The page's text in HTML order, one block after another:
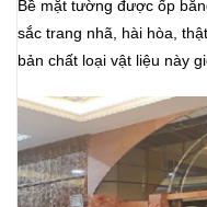
Bề mặt tường được ốp
sắc trang nhã, hài hòa,
bản chất loại vật liệu này